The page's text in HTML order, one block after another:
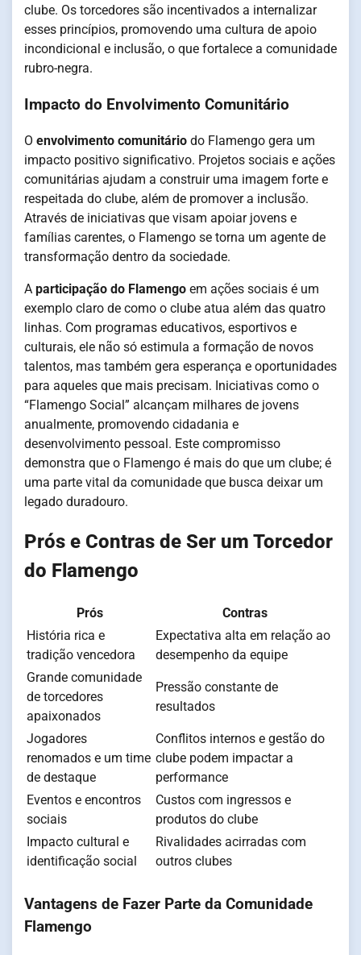
clube. Os torcedores são incentivados a internalizar
esses princípios, promovendo uma cultura de apoio
incondicional e inclusão, o que fortalece a comunidade
rubro-negra.
Impacto do Envolvimento Comunitário
O envolvimento comunitário do Flamengo gera um
impacto positivo significativo. Projetos sociais e ações
comunitárias ajudam a construir uma imagem forte e
respeitada do clube, além de promover a inclusão.
Através de iniciativas que visam apoiar jovens e
famílias carentes, o Flamengo se torna um agente de
transformação dentro da sociedade.
A participação do Flamengo em ações sociais é um
exemplo claro de como o clube atua além das quatro
linhas. Com programas educativos, esportivos e
culturais, ele não só estimula a formação de novos
talentos, mas também gera esperança e oportunidades
para aqueles que mais precisam. Iniciativas como o
“Flamengo Social” alcançam milhares de jovens
anualmente, promovendo cidadania e
desenvolvimento pessoal. Este compromisso
demonstra que o Flamengo é mais do que um clube; é
uma parte vital da comunidade que busca deixar um
legado duradouro.
Prós e Contras de Ser um Torcedor
do Flamengo
Prós
Contras
História rica e
tradição vencedora
Expectativa alta em relação ao
desempenho da equipe
Grande comunidade
de torcedores
apaixonados
Pressão constante de
resultados
Jogadores
renomados e um time
de destaque
Conflitos internos e gestão do
clube podem impactar a
performance
Eventos e encontros
sociais
Custos com ingressos e
produtos do clube
Impacto cultural e
identificação social
Rivalidades acirradas com
outros clubes
Vantagens de Fazer Parte da Comunidade
Flamengo